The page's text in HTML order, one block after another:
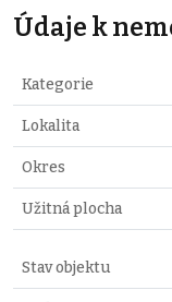
Údaje k
Kategorie
Lokalita
Okres
Užitná plocha
Stav objektu